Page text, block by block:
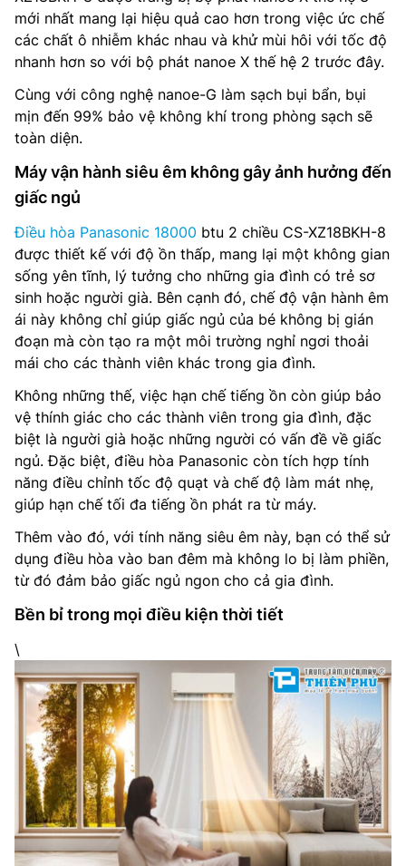
mới nhất mang lại hiệu quả cao hơn trong việc ức chế
các chất ô nhiễm khác nhau và khử mùi hôi với tốc độ
nhanh hơn so với bộ phát nanoe X thế hệ 2 trước đây.
Cùng với công nghệ nanoe-G làm sạch bụi bẩn, bụi
mịn đến 99% bảo vệ không khí trong phòng sạch sẽ
toàn diện.
Máy vận hành siêu êm không gây ảnh hưởng đến
giấc ngủ
Điều hòa Panasonic 18000 btu 2 chiều CS-XZ18BKH-8
được thiết kế với độ ồn thấp, mang lại một không gian
sống yên tĩnh, lý tưởng cho những gia đình có trẻ sơ
sinh hoặc người già. Bên cạnh đó, chế độ vận hành êm
ái này không chỉ giúp giấc ngủ của bé không bị gián
đoạn mà còn tạo ra một môi trường nghỉ ngơi thoải
mái cho các thành viên khác trong gia đình.
Không những thế, việc hạn chế tiếng ồn còn giúp bảo
vệ thính giác cho các thành viên trong gia đình, đặc
biệt là người già hoặc những người có vấn đề về giấc
ngủ. Đặc biệt, điều hòa Panasonic còn tích hợp tính
năng điều chỉnh tốc độ quạt và chế độ làm mát nhẹ,
giúp hạn chế tối đa tiếng ồn phát ra từ máy.
Thêm vào đó, với tính năng siêu êm này, bạn có thể sử
dụng điều hòa vào ban đêm mà không lo bị làm phiền,
từ đó đảm bảo giấc ngủ ngon cho cả gia đình.
Bền bỉ trong mọi điều kiện thời tiết
\